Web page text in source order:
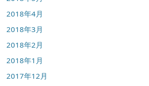
2018年4月
2018年3月
2018年2月
2018年1月
2017年12月